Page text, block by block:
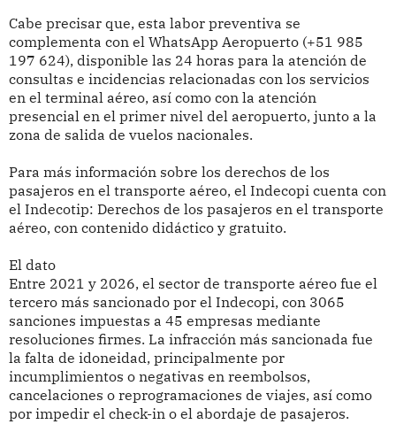
Cabe precisar que, esta labor preventiva se
complementa con el WhatsApp Aeropuerto (+51 985
197 624), disponible las 24 horas para la atención de
consultas e incidencias relacionadas con los servicios
en el terminal aéreo, así como con la atención
presencial en el primer nivel del aeropuerto, junto a la
zona de salida de vuelos nacionales.
Para más información sobre los derechos de los
pasajeros en el transporte aéreo, el Indecopi cuenta con
el Indecotip: Derechos de los pasajeros en el transporte
aéreo, con contenido didáctico y gratuito.
El dato
Entre 2021 y 2026, el sector de transporte aéreo fue el
tercero más sancionado por el Indecopi, con 3065
sanciones impuestas a 45 empresas mediante
resoluciones firmes. La infracción más sancionada fue
la falta de idoneidad, principalmente por
incumplimientos o negativas en reembolsos,
cancelaciones o reprogramaciones de viajes, así como
por impedir el check-in o el abordaje de pasajeros.